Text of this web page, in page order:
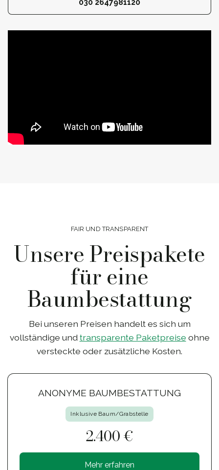
030 2647981120
FAIR UND TRANSPARENT
Unsere Preispakete
für eine
Baumbestattung
Bei unseren Preisen handelt es sich um
vollständige und transparente Paketpreise ohne
versteckte oder zusätzliche Kosten.
ANONYME BAUMBESTATTUNG
Inklusive Baum/Grabstelle
2.400 €
Mehr erfahren